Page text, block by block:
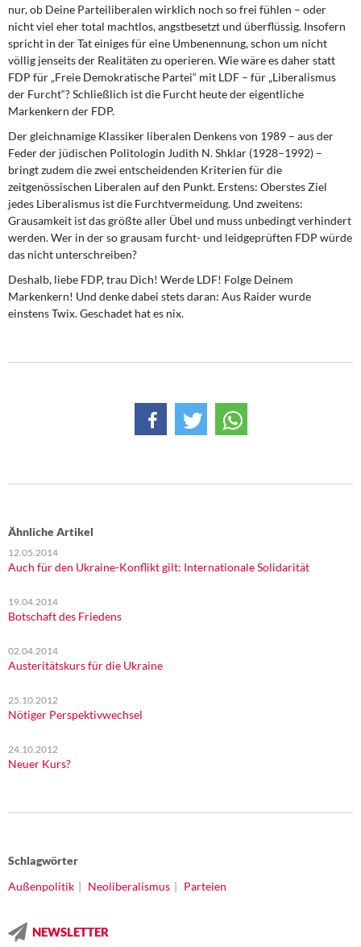
nur, ob Deine Parteiliberalen wirklich noch so frei fühlen – oder
nicht viel eher total machtlos, angstbesetzt und überflüssig. Insofern
spricht in der Tat einiges für eine Umbenennung, schon um nicht
völlig jenseits der Realitäten zu operieren. Wie wäre es daher statt
FDP für „Freie Demokratische Partei“ mit LDF – für „Liberalismus
der Furcht“? Schließlich ist die Furcht heute der eigentliche
Markenkern der FDP.
Der gleichnamige Klassiker liberalen Denkens von 1989 – aus der
Feder der jüdischen Politologin Judith N. Shklar (1928–1992) –
bringt zudem die zwei entscheidenden Kriterien für die
zeitgenössischen Liberalen auf den Punkt. Erstens: Oberstes Ziel
jedes Liberalismus ist die Furchtvermeidung. Und zweitens:
Grausamkeit ist das größte aller Übel und muss unbedingt verhindert
werden. Wer in der so grausam furcht- und leidgeprüften FDP würde
das nicht unterschreiben?
Deshalb, liebe FDP, trau Dich! Werde LDF! Folge Deinem
Markenkern! Und denke dabei stets daran: Aus Raider wurde
einstens Twix. Geschadet hat es nix.
Ähnliche Artikel
12.05.2014
Auch für den Ukraine-Konflikt gilt: Internationale Solidarität
19.04.2014
Botschaft des Friedens
02.04.2014
Austeritätskurs für die Ukraine
25.10.2012
Nötiger Perspektivwechsel
24.10.2012
Neuer Kurs?
Schlagwörter
Außenpolitik
Neoliberalismus Parteien
NEWSLETTER